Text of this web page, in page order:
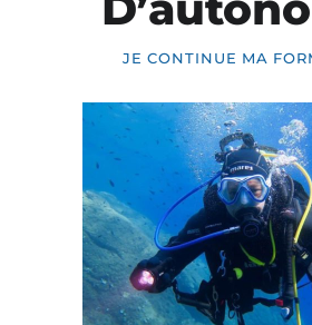
JE CONTINUE MA